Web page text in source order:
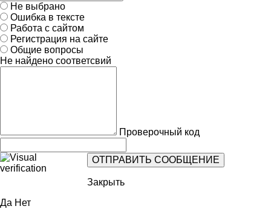
Не выбрано
Ошибка в тексте
Работа с сайтом
Регистрация на сайте
Общие вопросы
Не найдено соответсвий
Проверочный код
Закрыть
Да Нет